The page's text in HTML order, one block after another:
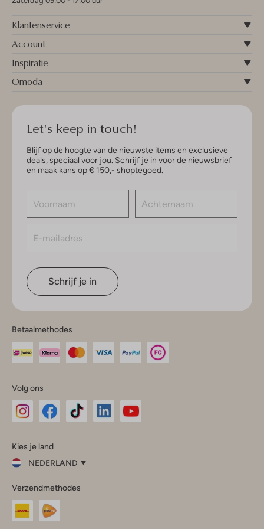
Klantenservice
Account
Inspiratie
Omoda
Let's keep in touch!
Blijf op de hoogte van de nieuwste items en exclusieve
deals, speciaal voor jou. Schrijf je in voor de nieuwsbrief
en maak kans op € 150,- shoptegoed.
Schrijf je in
Betaalmethodes
Volg ons
InstagramFacebook
Kies je land
NEDERLAND
je
land
Nederland
Verzendmethodes